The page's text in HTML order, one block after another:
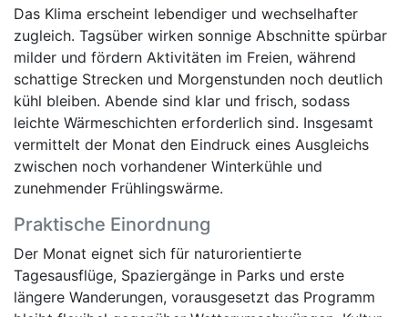
Das Klima erscheint lebendiger und wechselhafter
zugleich. Tagsüber wirken sonnige Abschnitte spürbar
milder und fördern Aktivitäten im Freien, während
schattige Strecken und Morgenstunden noch deutlich
kühl bleiben. Abende sind klar und frisch, sodass
leichte Wärmeschichten erforderlich sind. Insgesamt
vermittelt der Monat den Eindruck eines Ausgleichs
zwischen noch vorhandener Winterkühle und
zunehmender Frühlingswärme.
Praktische Einordnung
Der Monat eignet sich für naturorientierte
Tagesausflüge, Spaziergänge in Parks und erste
längere Wanderungen, vorausgesetzt das Programm